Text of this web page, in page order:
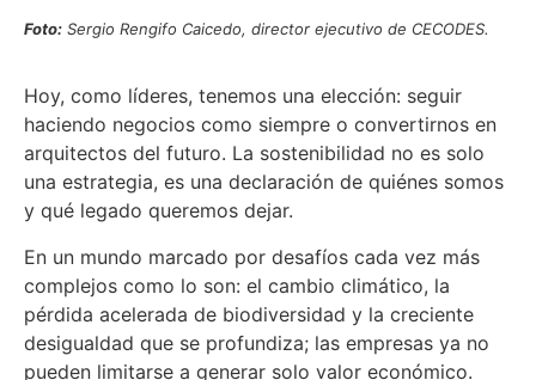
Foto: Sergio Rengifo Caicedo, director ejecutivo de CECODES.
Hoy, como líderes, tenemos una elección: seguir
haciendo negocios como siempre o convertirnos en
arquitectos del futuro. La sostenibilidad no es solo
una estrategia, es una declaración de quiénes somos
y qué legado queremos dejar.
En un mundo marcado por desafíos cada vez más
complejos como lo son: el cambio climático, la
pérdida acelerada de biodiversidad y la creciente
desigualdad que se profundiza; las empresas ya no
pueden limitarse a generar solo valor económico.